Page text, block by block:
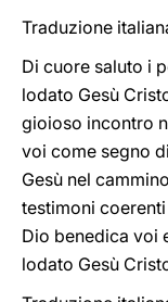
Traduzione
Di cuore saluto i
lodato Gesù
gioioso incontro
voi come segno
Gesù nel
testimoni
Dio benedica voi
lodato Gesù